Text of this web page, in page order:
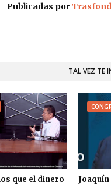
Publicadas por
TAL VEZ TE
que el dinero
Joaquín